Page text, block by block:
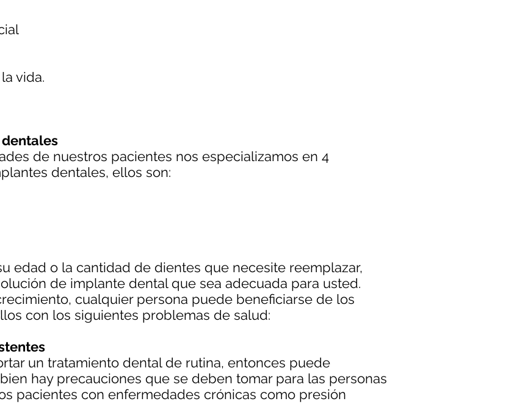
vida.
de nuestros pacientes nos especializamos en 4
dentales, ellos son:
edad o la cantidad de dientes que necesite reemplazar,
de implante dental que sea adecuada para usted.
cualquier persona puede beneficiarse de los
con los siguientes problemas de salud:
un tratamiento dental de rutina, entonces puede
hay precauciones que se deben tomar para las personas
pacientes con enfermedades crónicas como presión